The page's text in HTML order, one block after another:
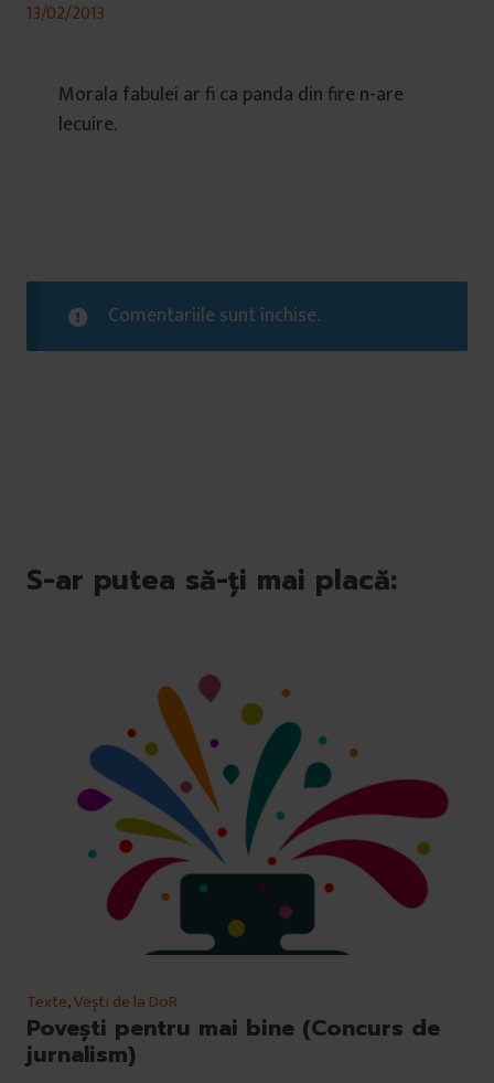
13/02/2013
Morala fabulei ar fi ca panda din fire n-are
lecuire.
Comentariile sunt închise.
S-ar putea să-ți mai placă:
Texte,Vești de la DoR
Povești pentru mai bine (Concurs de
jurnalism)